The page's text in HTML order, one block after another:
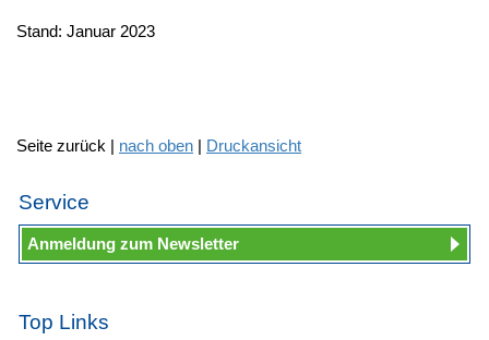
Stand: Januar 2023
Seite zurück | nach oben | Druckansicht
Service
Anmeldung zum Newsletter
Top Links